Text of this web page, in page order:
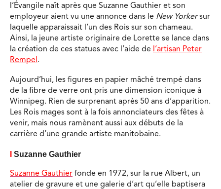
l’Évangile naît après que Suzanne Gauthier et son
employeur aient vu une annonce dans le New Yorkersur
laquelle apparaissait l’un des Rois sur son chameau.
Ainsi, la jeune artiste originaire de Lorette se lance dans
la création de ces statues avec l’aide de l’artisan Peter
Rempel.
Aujourd’hui, les figures en papier mâché trempé dans
de la fibre de verre ont pris une dimension iconique à
Winnipeg. Rien de surprenant après 50 ans d’apparition.
Les Rois mages sont à la fois annonciateurs des fêtes à
venir, mais nous ramènent aussi aux débuts de la
carrière d’une grande artiste manitobaine.
Suzanne Gauthier
Suzanne Gauthier fonde en 1972, sur la rue Albert, un
atelier de gravure et une galerie d’art qu’elle baptisera